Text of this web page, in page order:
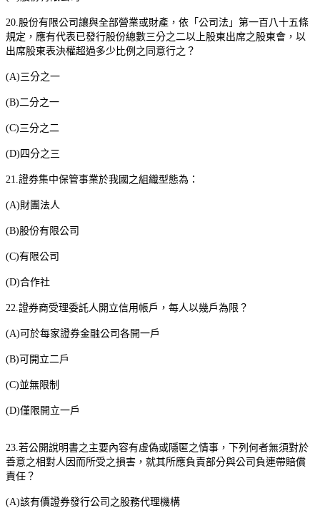
20. 股份有限公司讓與全部營業或財產，依「公司法」第一百八十五條
規定，應有代表已發行股份總數三分之二以上股東出席之股東會，以
出席股東表決權超過多少比例之同意行之？
(A)三分之一
(B) 二分之一
(C)三分之二
(D) 四分之三
21. 證券集中保管事業於我國之組織型態為：
(A)財團法人
(B)股份有限公司
(C)有限公司
(D)合作社
22. 證券商受理委託人開立信用帳戶，每人以幾戶為限？
(A) 可於每家證券金融公司各開一戶
(B) 可開立二戶
(C)並無限制
(D)僅限開立一戶
23. 若公開說明書之主要內容有虛偽或隱匿之情事，下列何者無須對於
善意之相對人因而所受之損害，就其所應負責部分與公司負連帶賠償
責任？
(A)該有價證券發行公司之股務代理機構